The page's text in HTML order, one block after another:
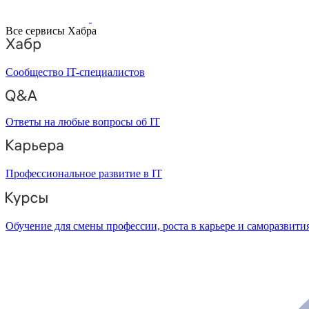
Все сервисы Хабра
Сообщество IT-специалистов
Ответы на любые вопросы об IT
Профессиональное развитие в IT
Обучение для смены профессии, роста в карьере и